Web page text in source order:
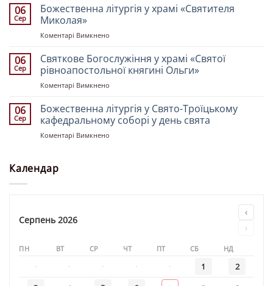
землі
Української»
у
церкві
і
Олени»
06
Сер
Божественна літургія у храмі «Святителя
Миколая»
Коментарі Вимкнено
літургія
храмі
06
Сер
Святкове Богослужіння у храмі «Святої
рівноапостольної княгині Ольги»
Коментарі Вимкнено
Богослужіння
храмі
06
Сер
Божественна літургія у Свято-Троїцькому
кафедральному соборі у день свята
Коментарі Вимкнено
Календар
Серпень 2026
‹
›
ПН ВТ СР ЧТ ПТ СБ НД
· · · · · 1
2